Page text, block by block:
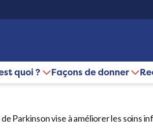
quoi ? Façons de donner
Parkinson vise à améliorer les soins